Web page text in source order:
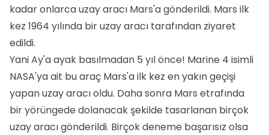
kadar onlarca uzay aracı Mars'a gönderildi. Mars ilk
kez 1964 yılında bir uzay aracı tarafından ziyaret
edildi.
Yani Ay'a ayak basılmadan 5 yıl önce! Marine 4 isimli
NASA'ya ait bu araç Mars'a ilk kez en yakın geçişi
yapan uzay aracı oldu. Daha sonra Mars etrafında
bir yörüngede dolanacak şekilde tasarlanan birçok
uzay aracı gönderildi. Birçok deneme başarısız olsa